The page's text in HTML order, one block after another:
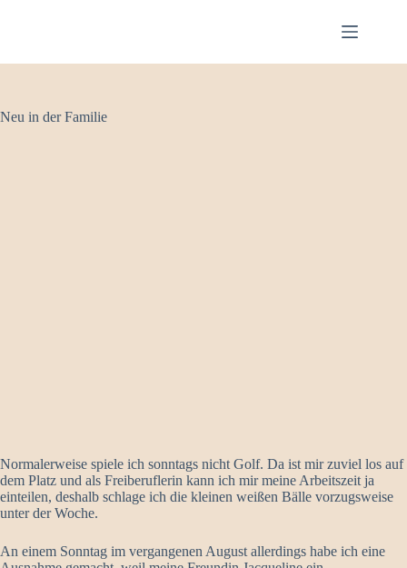
Neu in der Familie
Normalerweise spiele ich sonntags nicht Golf. Da ist mir zuviel los auf
dem Platz und als Freiberuflerin kann ich mir meine Arbeitszeit ja
einteilen, deshalb schlage ich die kleinen weißen Bälle vorzugsweise
unter der Woche.
An einem Sonntag im vergangenen August allerdings habe ich eine